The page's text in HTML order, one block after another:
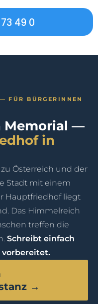
49 0
FÜR BÜRGERINNEN
Memorial —
in
Österreich und der
Stadt mit einem
Hauptfriedhof liegt
Das Himmelreich
treffen die
Schreibt einfach
vorbereitet.
→